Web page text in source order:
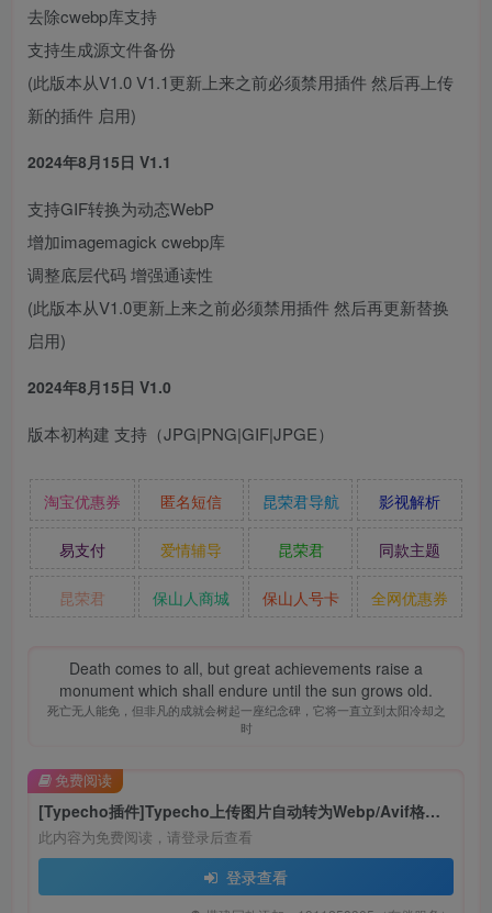
去除cwebp库支持
支持生成源文件备份
(此版本从V1.0 V1.1更新上来之前必须禁用插件 然后再上传
新的插件 启用)
2024年8月15日 V1.1
支持GIF转换为动态WebP
增加imagemagick cwebp库
调整底层代码 增强通读性
(此版本从V1.0更新上来之前必须禁用插件 然后再更新替换
启用)
2024年8月15日 V1.0
版本初构建 支持（JPG|PNG|GIF|JPGE）
淘宝优惠券 匿名短信 昆荣君导航 影视解析
易支付 爱情辅导 昆荣君 同款主题
昆荣君 保山人商城 保山人号卡 全网优惠券
Death comes to all, but great achievements raise a
monument which shall endure until the sun grows old.
死亡无人能免，但非凡的成就会树起一座纪念碑，它将一直立到太阳冷却之
时
[Typecho插件]Typecho上传图片自动转为Webp/Avif格式插件
此内容为免费阅读，请登录后查看
登录查看
免费阅读